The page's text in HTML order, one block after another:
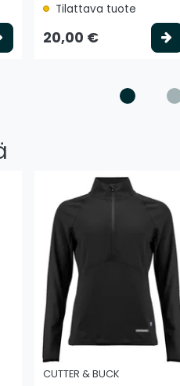
Valitse vaihtoehto
Tilattava tuote
20,00 €
CUTTER & BUCK